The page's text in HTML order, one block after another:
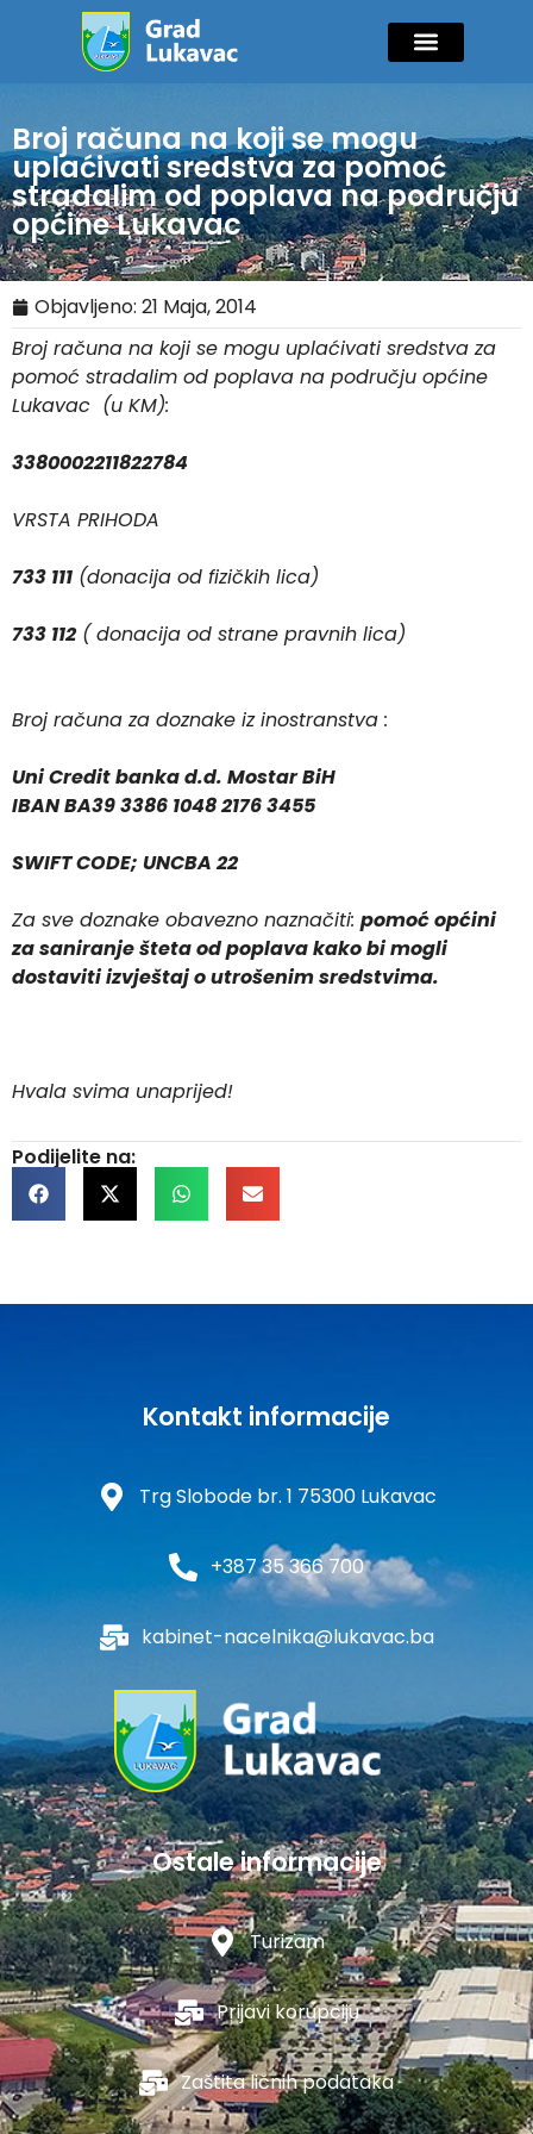
Broj računa na koji se mogu
uplaćivati sredstva za pomoć
stradalim od poplava na području
općine Lukavac
Objavljeno: 21 Maja, 2014
Broj računa na koji se mogu uplaćivati sredstva za
pomoć stradalim od poplava na području općine
Lukavac (u KM):
3380002211822784
VRSTA PRIHODA
733 111 (donacija od fizičkih lica)
733 112( donacija od strane pravnih lica)
Broj računa za doznake iz inostranstva :
Uni Credit banka d.d. Mostar BiH
IBAN BA39 3386 1048 2176 3455
SWIFT CODE; UNCBA 22
Za sve doznake obavezno naznačiti: pomoć općini
za saniranje šteta od poplava kako bi mogli
dostaviti izvještaj o utrošenim sredstvima.
Hvala svima unaprijed!
Podijelite na:
Kontakt informacije
Trg Slobode br. 1 75300 Lukavac
+387 35 366 700
kabinet-nacelnika@lukavac.ba
Ostale informacije
Turizam
Prijavi korupciju
Zaštita ličnih podataka